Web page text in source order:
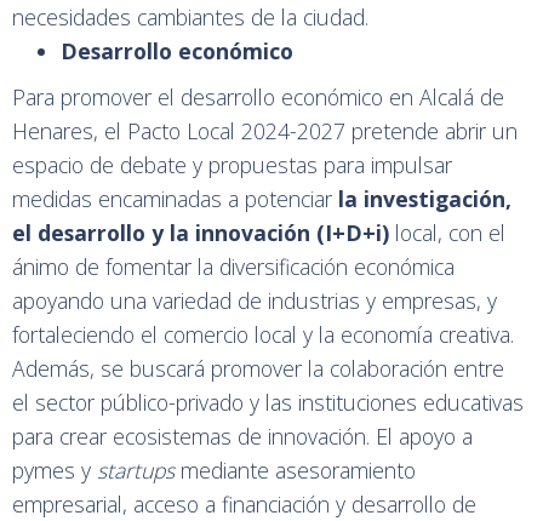
necesidades cambiantes de la ciudad.
Desarrollo económico
Para promover el desarrollo económico en Alcalá de
Henares, el Pacto Local 2024-2027 pretende abrir un
espacio de debate y propuestas para impulsar
medidas encaminadas a potenciar la investigación,
el desarrollo y la innovación (I+D+i) local, con el
ánimo de fomentar la diversificación económica
apoyando una variedad de industrias y empresas, y
fortaleciendo el comercio local y la economía creativa.
Además, se buscará promover la colaboración entre
el sector público-privado y las instituciones educativas
para crear ecosistemas de innovación. El apoyo a
pymes y startupsmediante asesoramiento
empresarial, acceso a financiación y desarrollo de